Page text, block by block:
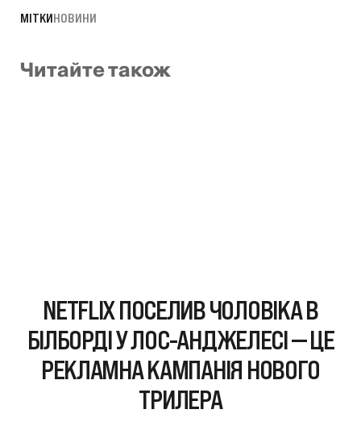
МІТКИНОВИНИ
Читайте також
NETFLIX ПОСЕЛИВ ЧОЛОВІКА В
БІЛБОРДІ У ЛОС-АНДЖЕЛЕСІ — ЦЕ
РЕКЛАМНА КАМПАНІЯ НОВОГО
ТРИЛЕРА